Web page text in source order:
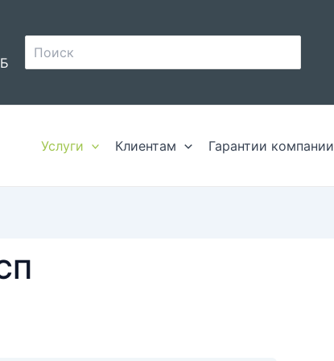
Поиск:
Услуги Клиентам Гарантии компании